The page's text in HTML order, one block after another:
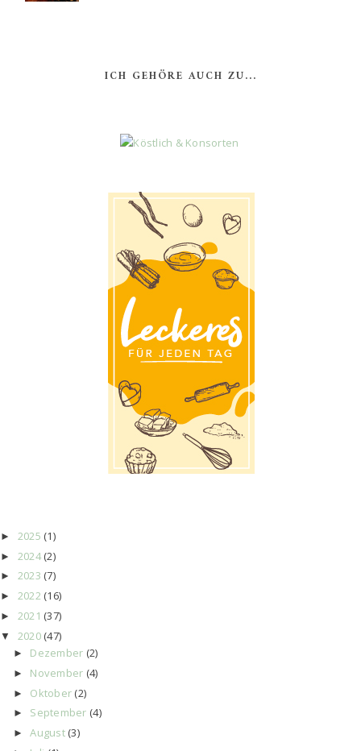
ICH GEHÖRE AUCH ZU...
► 2025 (1)
► 2024 (2)
► 2023 (7)
► 2022 (16)
► 2021 (37)
▼ 2020 (47)
► Dezember (2)
► November (4)
► Oktober (2)
► September (4)
►August (3)